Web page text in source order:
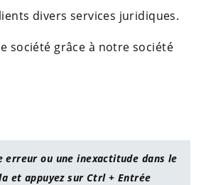
divers services juridiques.
société grâce à notre société
erreur ou une inexactitude dans le
et appuyez sur Ctrl + Entrée